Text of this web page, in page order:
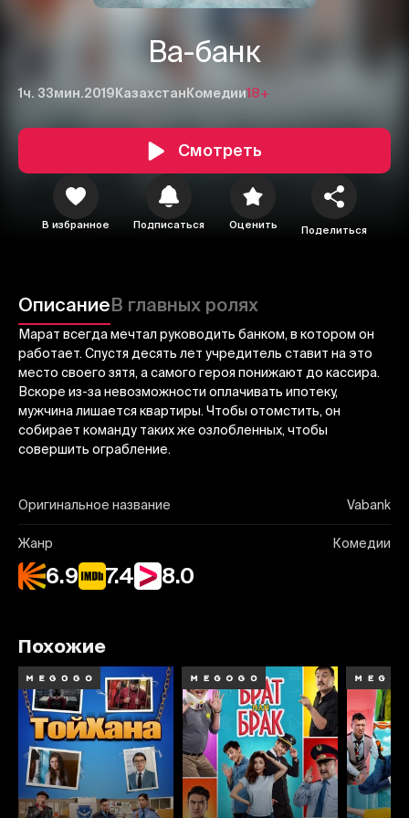
Ва-банк
1ч. 33мин.2019 Казахстан Комедии18+
Смотреть
В избранное Подписаться Оценить Поделиться
ОписаниеВ главных ролях
Марат всегда мечтал руководить банком, в котором он
работает. Спустя десять лет учредитель ставит на это
место своего зятя, а самого героя понижают до кассира.
Вскоре из-за невозможности оплачивать ипотеку,
мужчина лишается квартиры. Чтобы отомстить, он
собирает команду таких же озлобленных, чтобы
совершить ограбление.
Оригинальное название Vabank
Жанр Комедии
6.9 7.4 8.0
3
Отправить
Похожие